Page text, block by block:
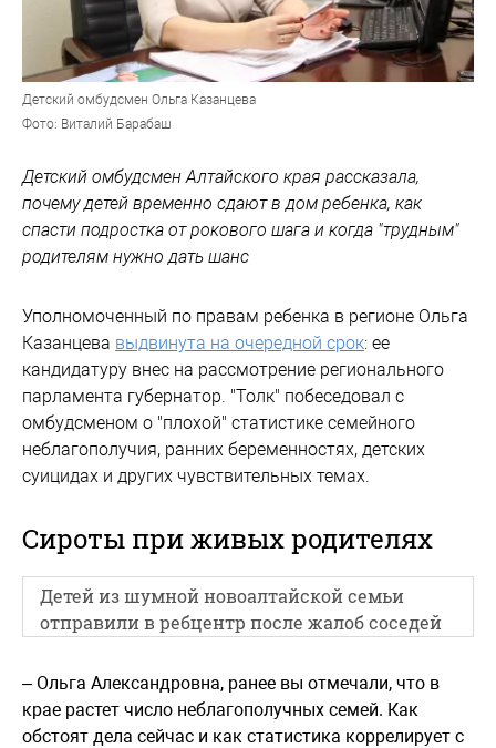
Детский омбудсмен Ольга Казанцева
Фото: Виталий Барабаш
Детский омбудсмен Алтайского края рассказала,
почему детей временно сдают в дом ребенка, как
спасти подростка от рокового шага и когда "трудным"
родителям нужно дать шанс
Уполномоченный по правам ребенка в регионе Ольга
Казанцева выдвинута на очередной срок: ее
кандидатуру внес на рассмотрение регионального
парламента губернатор. "Толк" побеседовал с
омбудсменом о "плохой" статистике семейного
неблагополучия, ранних беременностях, детских
суицидах и других чувствительных темах.
Сироты при живых родителях
Детей из шумной новоалтайской семьи
отправили в ребцентр после жалоб соседей
– Ольга Александровна, ранее вы отмечали, что в
крае растет число неблагополучных семей. Как
обстоят дела сейчас и как статистика коррелирует с